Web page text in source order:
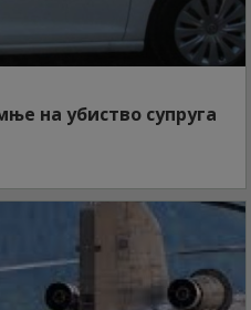
на убиство супруга